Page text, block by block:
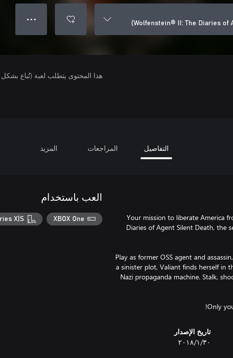
Wolfenstein® II: The Diaries of
● ● ●
هذا المحتوى يتطلب لعبة (تُباع
التفاصيل المراجعات المزيد
Your mission to liberate America
Diaries of Agent Silent Death, the
Play as former OSS agent and
a sinister plot, Valiant finds herself in
Nazi propaganda machine. Stalk,
Only
تاريخ الإصدار
٣٠‏/١‏/٢٠١٨
العب باستخدام
XBOX One
X|S